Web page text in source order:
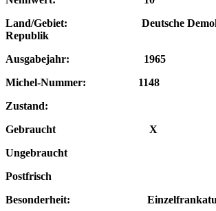
Land/Gebiet: Deutsche
Republik
Ausgabejahr: 1965
Michel-Nummer: 1148
Zustand:
Gebraucht X
Ungebraucht
Postfrisch
Besonderheit: